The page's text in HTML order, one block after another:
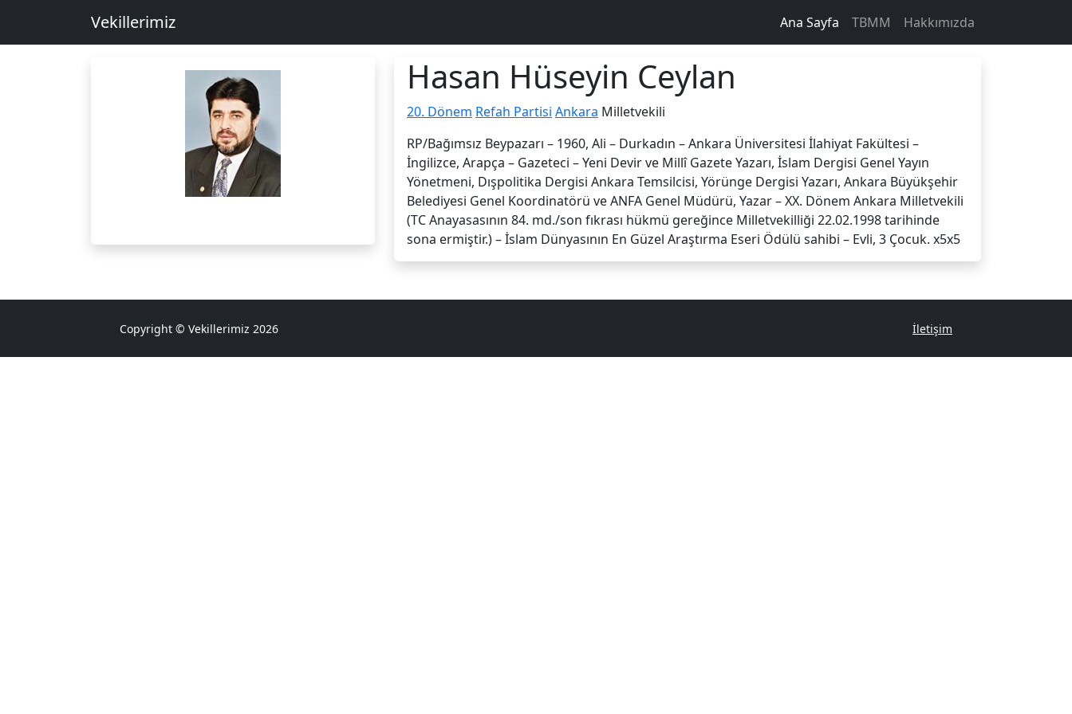
Vekillerimiz Ana Sayfa TBMM Hakkımızda
Hasan Hüseyin Ceylan
20. Dönem Refah Partisi Ankara Milletvekili
RP/Bağımsız Beypazarı – 1960, Ali – Durkadın – Ankara Üniversitesi İlahiyat Fakültesi –
İngilizce, Arapça – Gazeteci – Yeni Devir ve Millî Gazete Yazarı, İslam Dergisi Genel Yayın
Yönetmeni, Dışpolitika Dergisi Ankara Temsilcisi, Yörünge Dergisi Yazarı, Ankara Büyükşehir
Belediyesi Genel Koordinatörü ve ANFA Genel Müdürü, Yazar – XX. Dönem Ankara Milletvekili
(TC Anayasasının 84. md./son fıkrası hükmü gereğince Milletvekilliği 22.02.1998 tarihinde
sona ermiştir.) – İslam Dünyasının En Güzel Araştırma Eseri Ödülü sahibi – Evli, 3 Çocuk. x5x5
Copyright © Vekillerimiz 2026 İletişim